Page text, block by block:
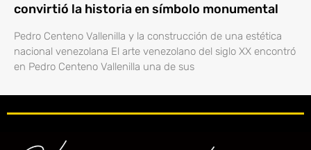
convirtió la historia en símbolo monumental
Pedro Centeno Vallenilla y la construcción de una estética
nacional venezolana El arte venezolano del siglo XX encontró
en Pedro Centeno Vallenilla una de sus